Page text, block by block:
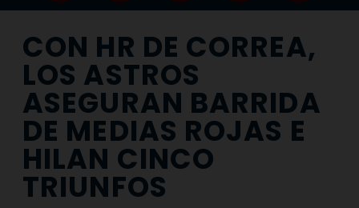
CON HR DE CORREA,
LOS ASTROS
ASEGURAN BARRIDA
DE MEDIAS ROJAS E
HILAN CINCO
TRIUNFOS